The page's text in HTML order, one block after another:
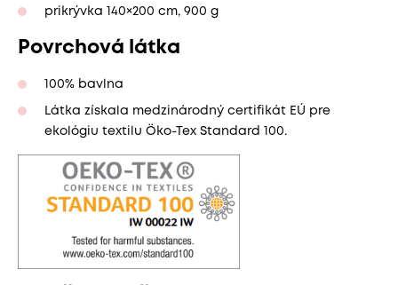
prikrývka 140×200 cm, 900 g
Povrchová látka
100% bavlna
Látka získala medzinárodný certifikát EÚ pre
ekológiu textilu Öko-Tex Standard 100.